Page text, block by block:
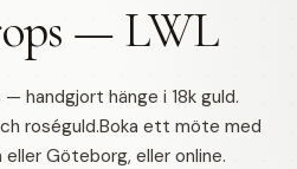
— LWL
handgjort hänge i 18k guld.
roséguld.Boka ett möte med
Göteborg, eller online.